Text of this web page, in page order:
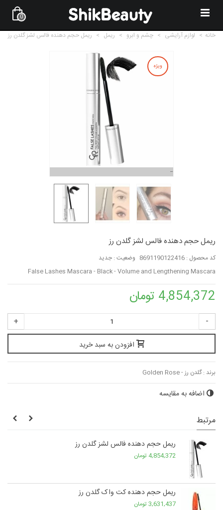
0
خانه > لوازم آرایشی > چشم و ابرو > ریمل > ریمل حجم دهنده فالس لشز گلدن رز
ویژه
ریمل حجم دهنده فالس لشز گلدن رز
کد محصول : 8691190122416 وضعیت : جدید
False Lashes Mascara - Black - Volume and Lengthening Mascara
4,854,372 تومان
-
+
افزودن به سبد خرید
برند :گلدن رز - Golden Rose
اضافه به مقایسه
مرتبط
ریمل حجم دهنده فالس لشز گلدن رز
4,854,372 تومان
ریمل حجم دهنده کت واک گلدن رز
3,631,437 تومان